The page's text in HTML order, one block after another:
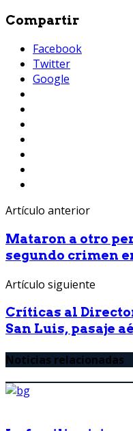
Compartir
Facebook
Twitter
Google
Artículo anterior
Mataron a otro
segundo crimen
Artículo siguiente
Críticas al
San Luis, pasaje
Noticias relacionadas